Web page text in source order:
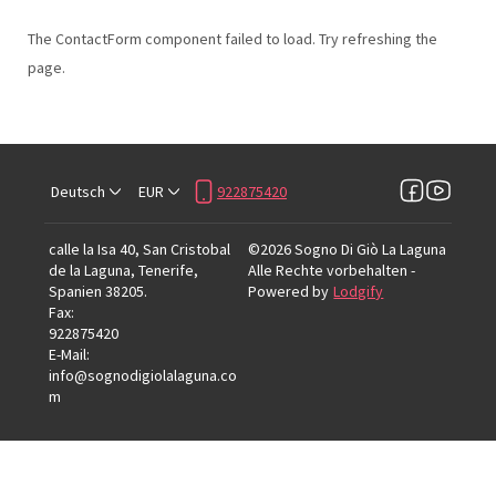
The ContactForm component failed to load. Try refreshing the
page.
Deutsch EUR 922875420
calle la Isa 40, San Cristobal
de la Laguna, Tenerife,
Spanien 38205.
Fax:
922875420
E-Mail:
info@sognodigiolalaguna.co
m
©2026Sogno Di Giò La Laguna
Alle Rechte vorbehalten -
Powered by Lodgify